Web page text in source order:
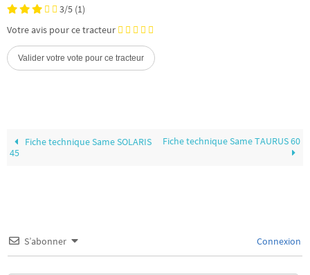
3/5 (1)
Votre avis pour ce tracteur
Fiche technique Same SOLARIS
45
Fiche technique Same TAURUS 60
S’abonner Connexion